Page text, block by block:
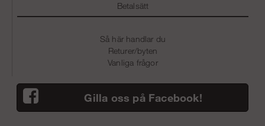
Betalsätt
Så här handlar du
Returer/byten
Vanliga frågor
Gilla oss på Facebook!